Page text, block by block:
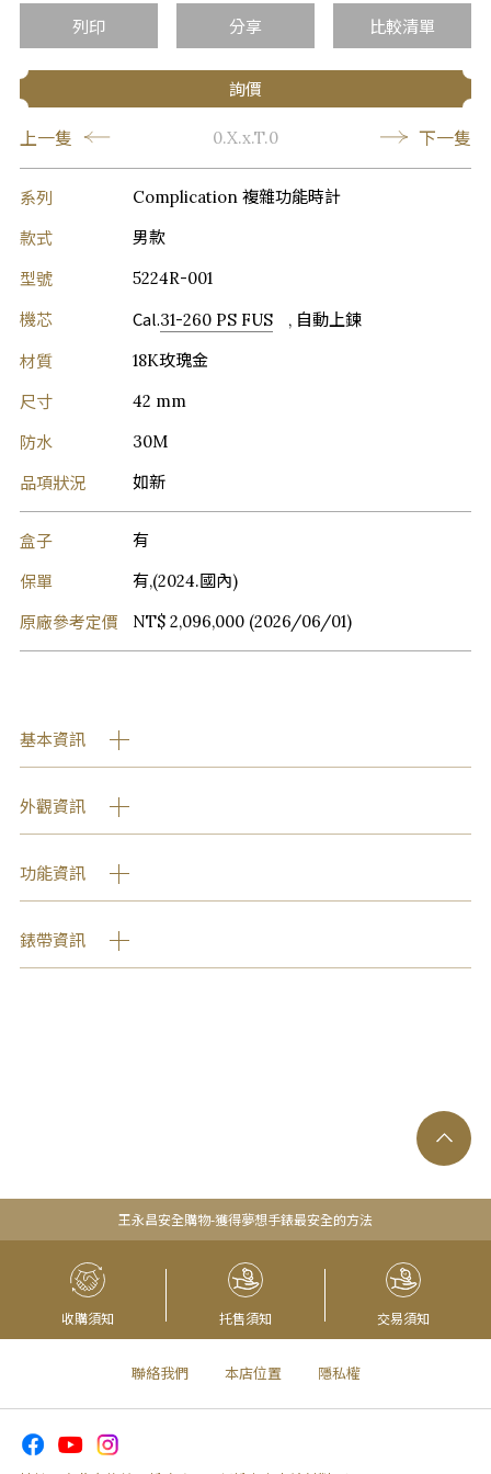
列印 分享 比較清單
詢價
上一隻 0.X.x.T.0 下一隻
系列 Complication 複雜功能時計
款式 男款
型號 5224R-001
機芯 Cal.31-260 PS FUS , 自動上鍊
材質 18K玫瑰金
尺寸 42 mm
防水 30M
品項狀況 如新
盒子 有
保單 有,(2024.國內)
原廠參考定價 NT$ 2,096,000 (2026/06/01)
基本資訊
外觀資訊
功能資訊
錶帶資訊
王永昌安全購物-獲得夢想手錶最安全的方法
收購須知 托售須知 交易須知
聯絡我們 本店位置 隱私權